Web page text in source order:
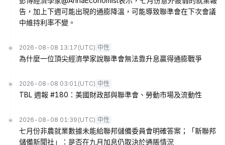
告，加上下週可能出現的通膨降溫，可能導致聯準會在下次會議
中維持利率不變。
2026-08-08 13:17 (UTC) 中性
為什麼一位頂尖經濟學家說聯準會無法靠升息贏得通膨戰爭
2026-08-08 03:01 (UTC) 中性
TBL 週報 #180：美國財政部與聯準會、勞動市場及流動性
2026-08-08 01:39 (UTC) 中性
七月份非農就業數據未能給聯邦儲備委員會明確答案；「新聯邦
儲備新聞社」：是否在九月加息仍取決於通脹情況